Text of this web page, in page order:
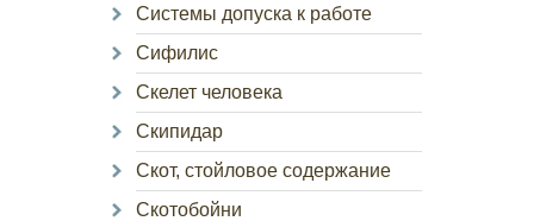
Системы допуска к работе
Сифилис
Скелет человека
Скипидар
Скот, стойловое содержание
Скотобойни